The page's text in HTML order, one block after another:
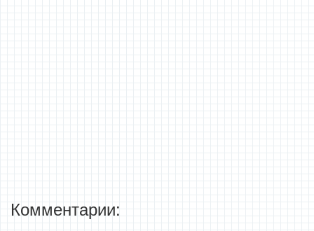
Комментарии: